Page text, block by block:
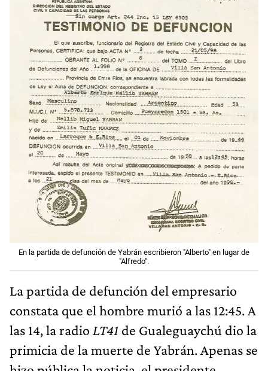
En la partida de defunción de Yabrán escribieron "Alberto" en lugar de
"Alfredo".
La partida de defunción del empresario
constata que el hombre murió a las 12:45. A
las 14, la radio LT41 de Gualeguaychú dio la
primicia de la muerte de Yabrán. Apenas se